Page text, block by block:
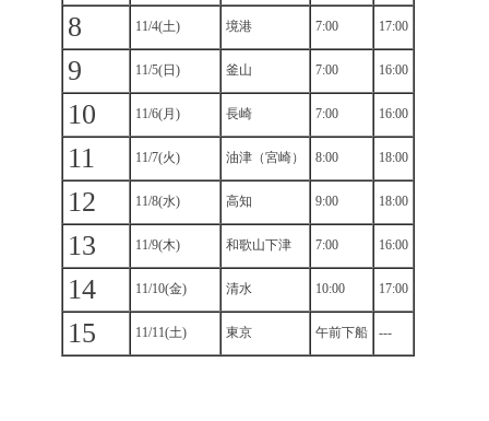
8 11/4(土) 境港 7:00 17:00
9 11/5(日) 釜山 7:00 16:00
10 11/6(月) 長崎 7:00 16:00
11 11/7(火) 油津（宮崎） 8:00 18:00
12 11/8(水) 高知 9:00 18:00
13 11/9(木) 和歌山下津 7:00 16:00
14 11/10(金) 清水 10:00 17:00
15 11/11(土) 東京 午前下船 ---